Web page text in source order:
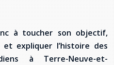
à toucher son objectif,
expliquer l’histoire des
à Terre-Neuve-et-